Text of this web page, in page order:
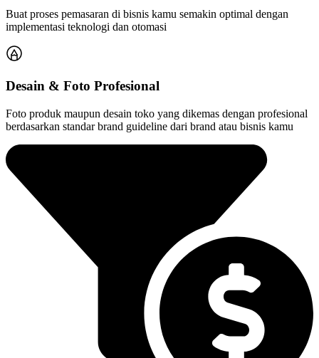
Buat proses pemasaran di bisnis kamu semakin optimal dengan
implementasi teknologi dan otomasi
Desain & Foto Profesional
Foto produk maupun desain toko yang dikemas dengan profesional
berdasarkan standar brand guideline dari brand atau bisnis kamu